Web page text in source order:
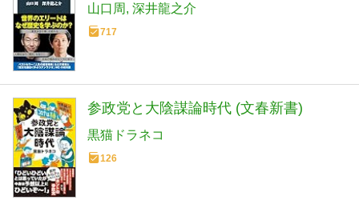
山口周 深井龍之介
717
参政党と大陰謀論時代 (文春新書)
黒猫ドラネコ
126